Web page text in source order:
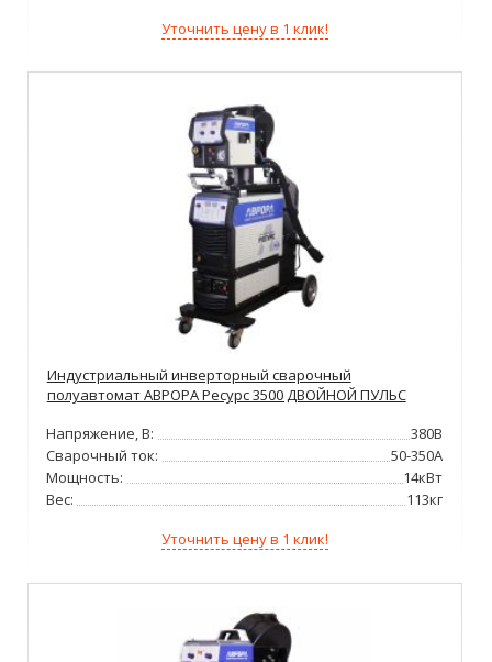
Уточнить цену в 1 клик!
Индустриальный инверторный сварочный
полуавтомат АВРОРА Ресурс 3500 ДВОЙНОЙ ПУЛЬС
Напряжение, В:
380В
Сварочный ток:
50-350А
Мощность:
14кВт
Вес:
113кг
Уточнить цену в 1 клик!